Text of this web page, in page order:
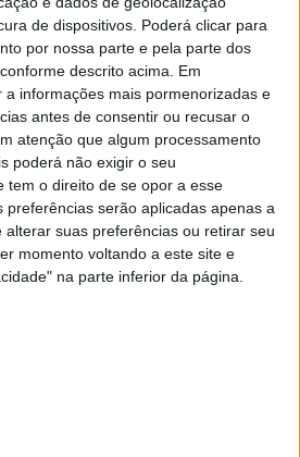
de dispositivos. Poderá clicar para
por nossa parte e pela parte dos
descrito acima. Em
informações mais pormenorizadas e
antes de consentir ou recusar o
atenção que algum processamento
poderá não exigir o seu
tem o direito de se opor a esse
preferências serão aplicadas apenas a
alterar suas preferências ou retirar seu
momento voltando a este site e
na parte inferior da página.
especiais que compunham
passagem pelas enduro e
viria a sorrir ao piloto
– MCWork. Pela
consecutiva, o segundo lugar
através deMicael Simão –
ficou completo com o
de abertura – João
, em terceiro lugar.
Continuar a ler